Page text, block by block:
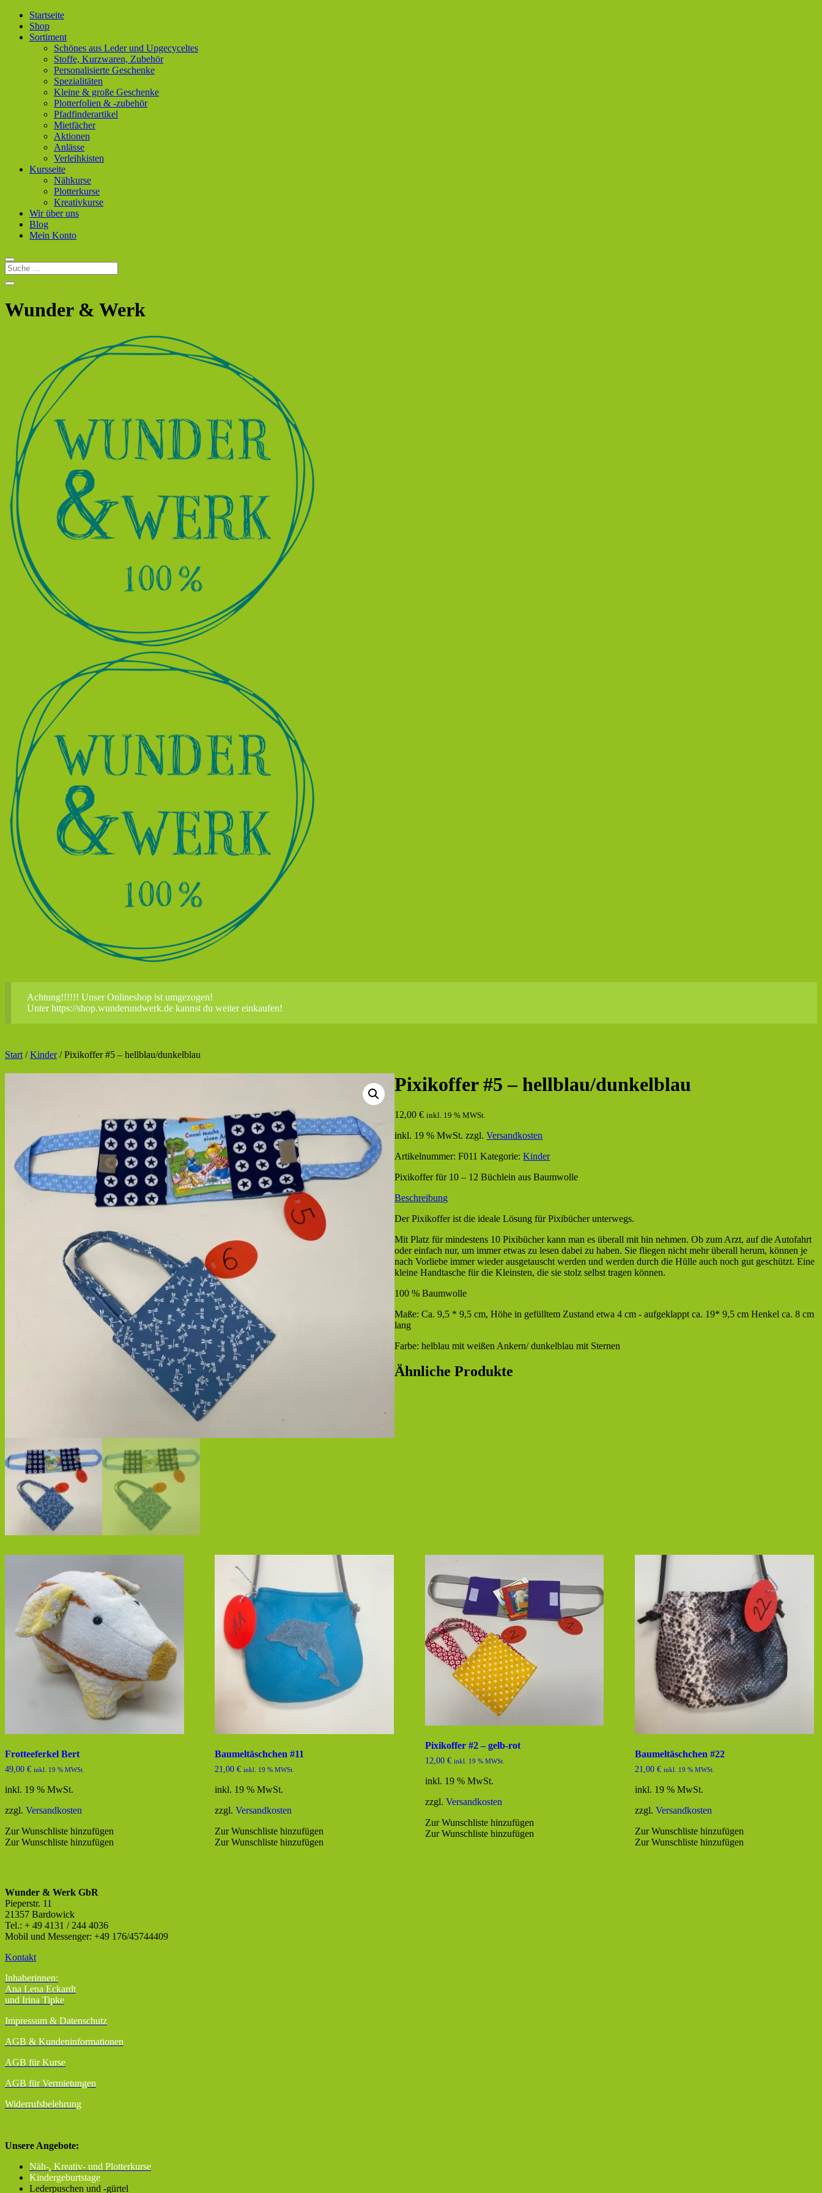
Startseite
Shop
Sortiment
Schönes aus Leder und Upgecyceltes
Stoffe, Kurzwaren, Zubehör
Personalisierte Geschenke
Spezialitäten
Kleine & große Geschenke
Plotterfolien & -zubehör
Pfadfinderartikel
Mietfächer
Aktionen
Anlässe
Verleihkisten
Kursseite
Nähkurse
Plotterkurse
Kreativkurse
Wir über uns
Blog
Mein Konto
Wunder & Werk
Achtung!!!!!! Unser Onlineshop ist umgezogen!
Unter https://shop.wunderundwerk.de kannst du weiter einkaufen!
Start /Kinder/ Pixikoffer #5 – hellblau/dunkelblau
Pixikoffer #5 – hellblau/dunkelblau
12,00€ inkl. 19 % MWSt.
inkl. 19 % MwSt. zzgl.Versandkosten
Artikelnummer:F011 Kategorie:Kinder
Pixikoffer für 10 – 12 Büchlein aus Baumwolle
Beschreibung
Der Pixikoffer ist die ideale Lösung für Pixibücher unterwegs.
Mit Platz für mindestens 10 Pixibücher kann man es überall mit hin nehmen. Ob zum Arzt, auf die Autofahrt
oder einfach nur, um immer etwas zu lesen dabei zu haben. Sie fliegen nicht mehr überall herum, können je
nach Vorliebe immer wieder ausgetauscht werden und werden durch die Hülle auch noch gut geschützt. Eine
kleine Handtasche für die Kleinsten, die sie stolz selbst tragen können.
100 % Baumwolle
Maße: Ca. 9,5 * 9,5 cm, Höhe in gefülltem Zustand etwa 4 cm - aufgeklappt ca. 19* 9,5 cm Henkel ca. 8 cm
lang
Farbe: helblau mit weißen Ankern/ dunkelblau mit Sternen
Ähnliche Produkte
Frotteeferkel Bert
49,00 € inkl. 19 % MWSt.
inkl. 19 % MwSt.
zzgl. Versandkosten
Zur Wunschliste hinzufügen
Zur Wunschliste hinzufügen
Baumeltäschchen #11
21,00€ inkl. 19 % MWSt.
inkl. 19 % MwSt.
zzgl.Versandkosten
Zur Wunschliste hinzufügen
Zur Wunschliste hinzufügen
Pixikoffer #2 – gelb-rot
12,00 € inkl. 19 % MWSt.
inkl. 19 % MwSt.
zzgl. Versandkosten
Zur Wunschliste hinzufügen
Zur Wunschliste hinzufügen
Baumeltäschchen #22
21,00 € inkl. 19 % MWSt.
inkl. 19 % MwSt.
zzgl. Versandkosten
Zur Wunschliste hinzufügen
Zur Wunschliste hinzufügen
Wunder & Werk GbR
Pieperstr. 11
21357 Bardowick
Tel.: + 49 4131 / 244 4036
Mobil und Messenger: +49 176/45744409
Kontakt
Inhaberinnen:
Ana Lena Eckardt
und Irina Tipke
Impressum & Datenschutz
AGB & Kundeninformationen
AGB für Kurse
AGB für Vermietungen
Widerrufsbelehrung
Unsere Angebote:
Näh-, Kreativ- und Plotterkurse
Kindergeburtstage
Lederpuschen und -gürtel